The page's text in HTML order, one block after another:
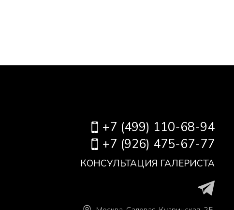
+7 (499) 110-68-94
+7 (926) 475-67-77
КОНСУЛЬТАЦИЯ ГАЛЕРИСТА